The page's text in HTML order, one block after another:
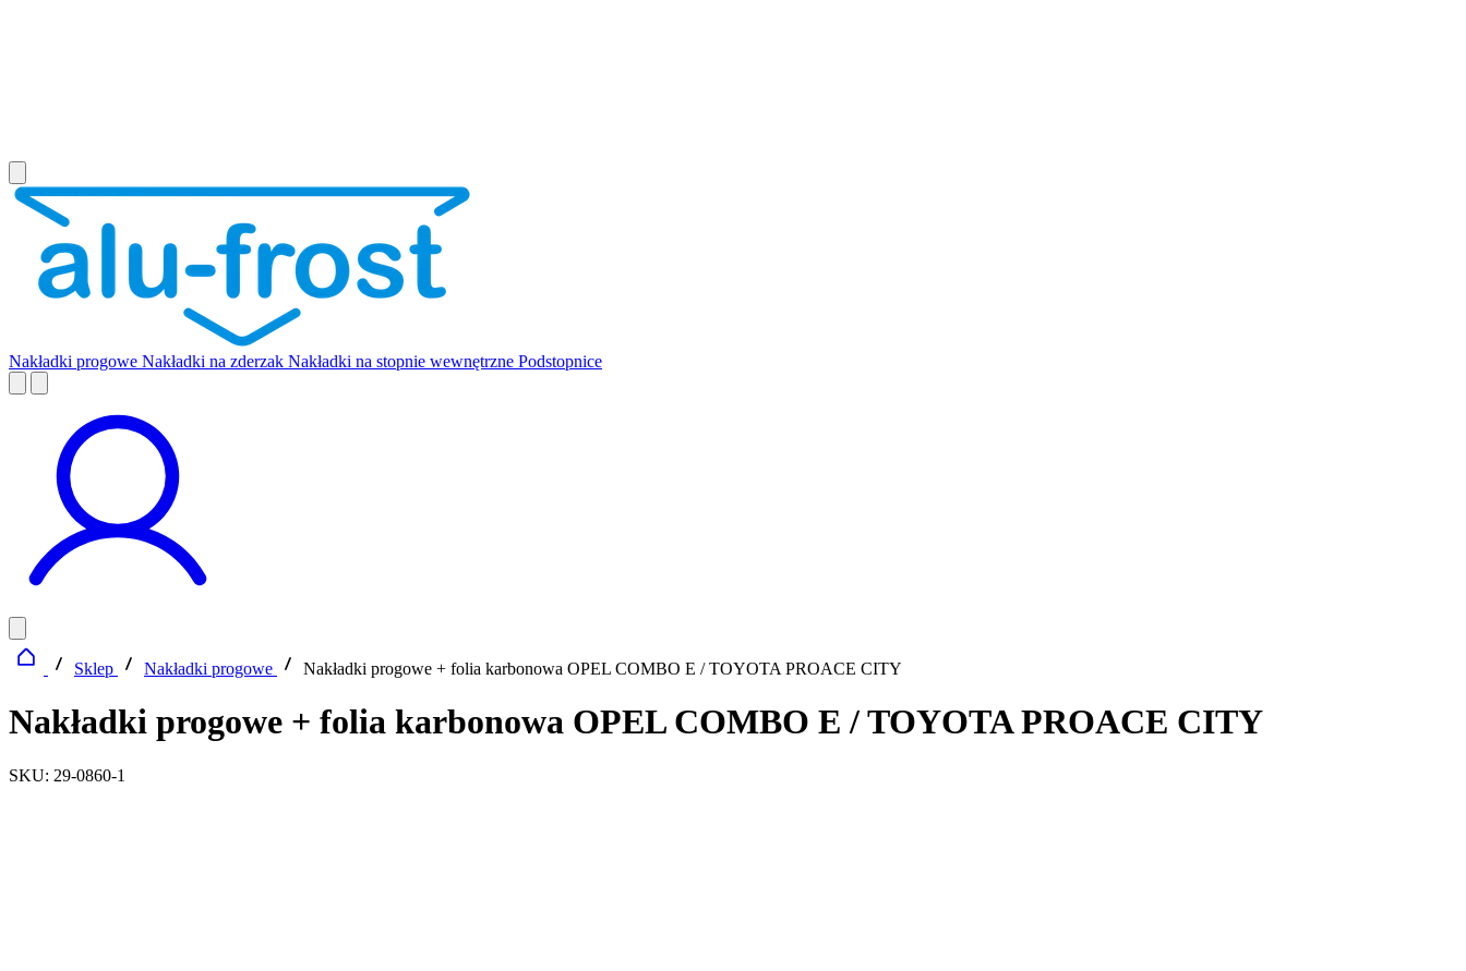
Nakładki progowe Nakładki na zderzak Nakładki na stopnie wewnętrzne Podstopnice
Sklep Nakładki progowe Nakładki progowe + folia karbonowa OPEL COMBO E / TOYOTA PROACE CITY
Nakładki progowe + folia karbonowa OPEL COMBO E / TOYOTA PROACE CITY
SKU: 29-0860-1